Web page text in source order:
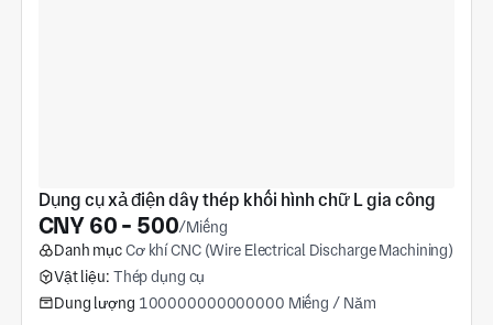
Dụng cụ xả điện dây thép khối hình chữ L gia công
CNY 60 - 500/Miếng
Danh mụcCơ khí CNC (Wire Electrical Discharge Machining)
Vật liệu: Thép dụng cụ
Dung lượng 100000000000000 Miếng / Năm